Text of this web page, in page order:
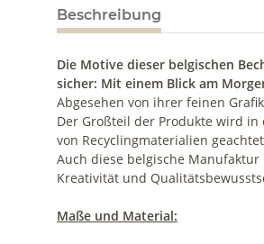
Beschreibung
Die Motive dieser belgischen
sicher: Mit einem Blick am
Abgesehen von ihrer feinen
Der Großteil der Produkte wird
von Recyclingmaterialien
Auch diese belgische
Kreativität und
Maße und Material: